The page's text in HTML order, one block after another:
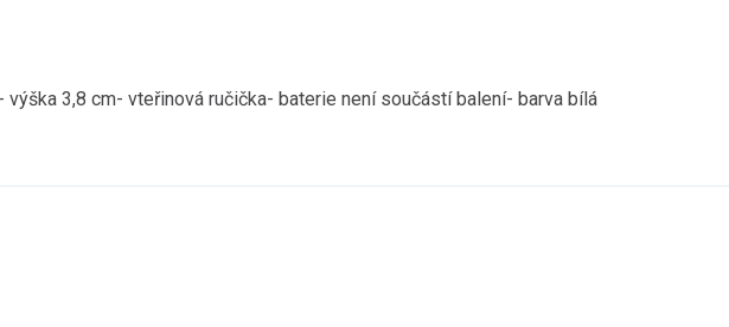
výška 3,8 cm- vteřinová ručička- baterie není součástí balení- barva bílá